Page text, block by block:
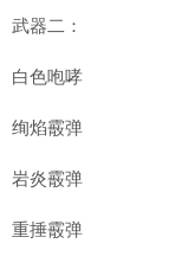
武器二：
白色咆哮
绚焰霰弹
岩炎霰弹
重捶霰弹